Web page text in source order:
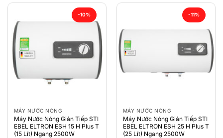
-10%
MÁY NƯỚC NÓNG
Máy Nước Nóng Gián Tiếp STI
EBEL ELTRON ESH 15 H Plus T
(15 Lít) Ngang 2500W
-11%
MÁY NƯỚC NÓNG
Máy Nước Nóng Gián Tiếp STI
EBEL ELTRON ESH 25 H Plus T
(25 Lít) Ngang 2500W